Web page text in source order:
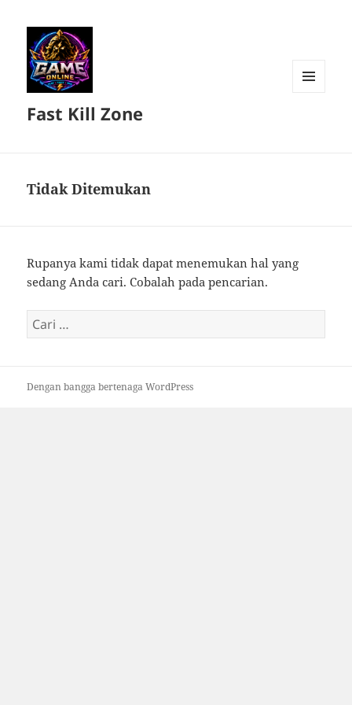
Fast Kill Zone
Tidak Ditemukan
Rupanya kami tidak dapat menemukan hal yang
sedang Anda cari. Cobalah pada pencarian.
Cari
untuk:
Dengan bangga bertenaga WordPress